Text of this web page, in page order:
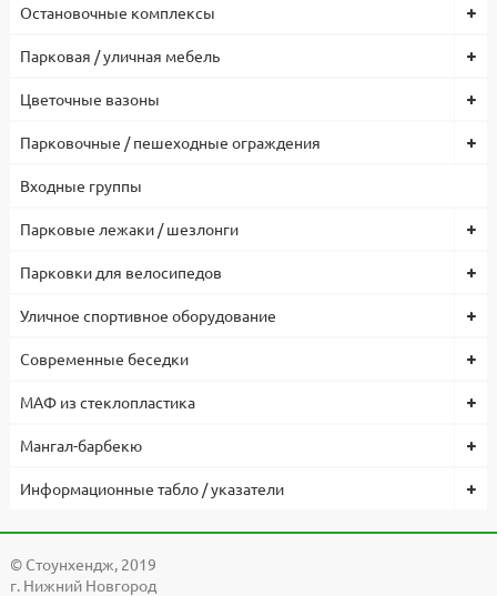
Остановочные комплексы
Парковая / уличная мебель
Цветочные вазоны
Парковочные / пешеходные ограждения
Входные группы
Парковые лежаки / шезлонги
Парковки для велосипедов
Уличное спортивное оборудование
Современные беседки
МАФ из стеклопластика
Мангал-барбекю
Информационные табло / указатели
© Cтоунхендж, 2019
г. Нижний Новгород